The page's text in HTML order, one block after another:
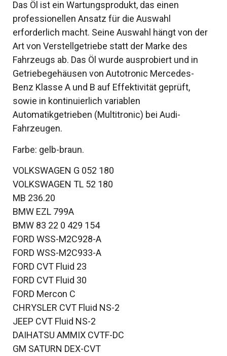
Das Öl ist ein Wartungsprodukt, das einen
professionellen Ansatz für die Auswahl
erforderlich macht. Seine Auswahl hängt von der
Art von Verstellgetriebe statt der Marke des
Fahrzeugs ab. Das Öl wurde ausprobiert und in
Getriebegehäusen von Autotronic Mercedes-
Benz Klasse A und B auf Effektivität geprüft,
sowie in kontinuierlich variablen
Automatikgetrieben (Multitronic) bei Audi-
Fahrzeugen.
Farbe: gelb-braun.
VOLKSWAGEN G 052 180
VOLKSWAGEN TL 52 180
MB 236.20
BMW EZL 799A
BMW 83 22 0 429 154
FORD WSS-M2C928-A
FORD WSS-M2C933-A
FORD CVT Fluid 23
FORD CVT Fluid 30
FORD Mercon C
CHRYSLER CVT Fluid NS-2
JEEP CVT Fluid NS-2
DAIHATSU AMMIX CVTF-DC
GM SATURN DEX-CVT